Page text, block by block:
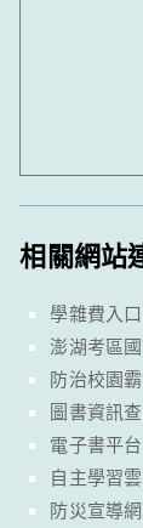
相關網站
學雜費入
澎湖考區
防治校園
圖書資訊
電子書平台
自主學習
防災宣導